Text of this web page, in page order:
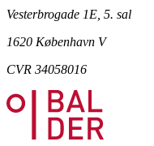
Vesterbrogade 1E, 5. sal
1620 København V
CVR 34058016